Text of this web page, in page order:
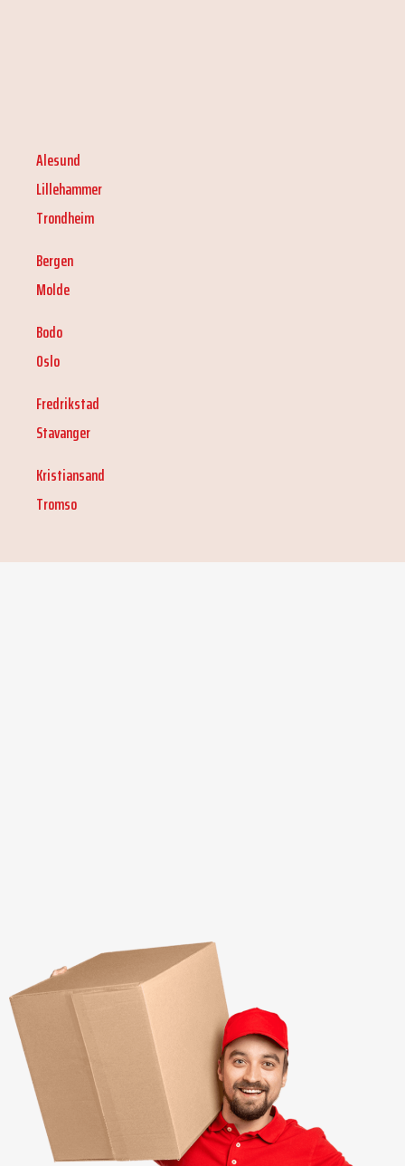
Alesund
Lillehammer
Trondheim
Bergen
Molde
Bodo
Oslo
Fredrikstad
Stavanger
Kristiansand
Tromso